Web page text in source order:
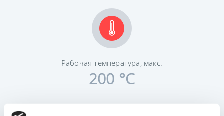
Рабочая температура, макс.
200 °C